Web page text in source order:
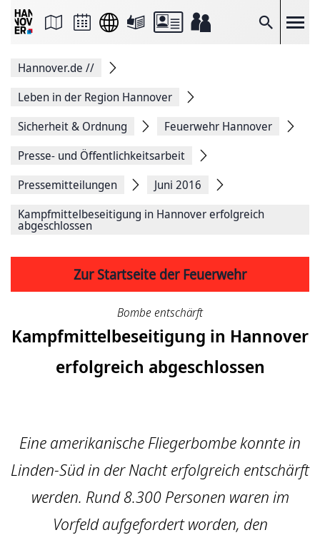
Suche
Seite
Facebook
teilen
Seitenlink
Seite
Hannover.de //
Leben in der Region Hannover
Sicherheit & Ordnung
Feuerwehr Hannover
Presse- und Öffentlichkeitsarbeit
Pressemitteilungen
Juni 2016
Kampfmittelbeseitigung in Hannover erfolgreich
abgeschlossen
Zur Startseite der Feuerwehr
Bombe entschärft
Kampfmittelbeseitigung in Hannover
erfolgreich abgeschlossen
Eine amerikanische Fliegerbombe konnte in
Linden-Süd in der Nacht erfolgreich entschärft
werden. Rund 8.300 Personen waren im
Vorfeld aufgefordert worden, den